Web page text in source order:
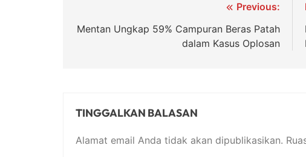
pos
Previous:
Mentan Ungkap 59% Campuran Beras Patah
dalam Kasus Oplosan
TINGGALKAN BALASAN
Alamat email Anda tidak akan dipublikasikan.